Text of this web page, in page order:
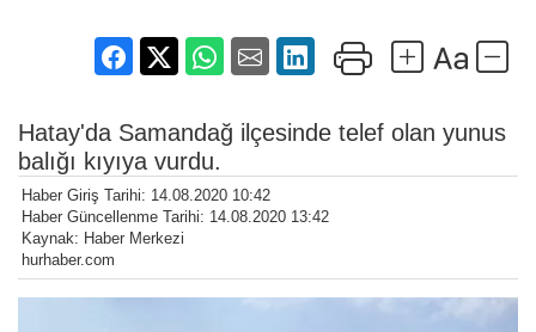
Hatay'da Samandağ ilçesinde telef olan yunus
balığı kıyıya vurdu.
Haber Giriş Tarihi: 14.08.2020 10:42
Haber Güncellenme Tarihi: 14.08.2020 13:42
Kaynak: Haber Merkezi
hurhaber.com